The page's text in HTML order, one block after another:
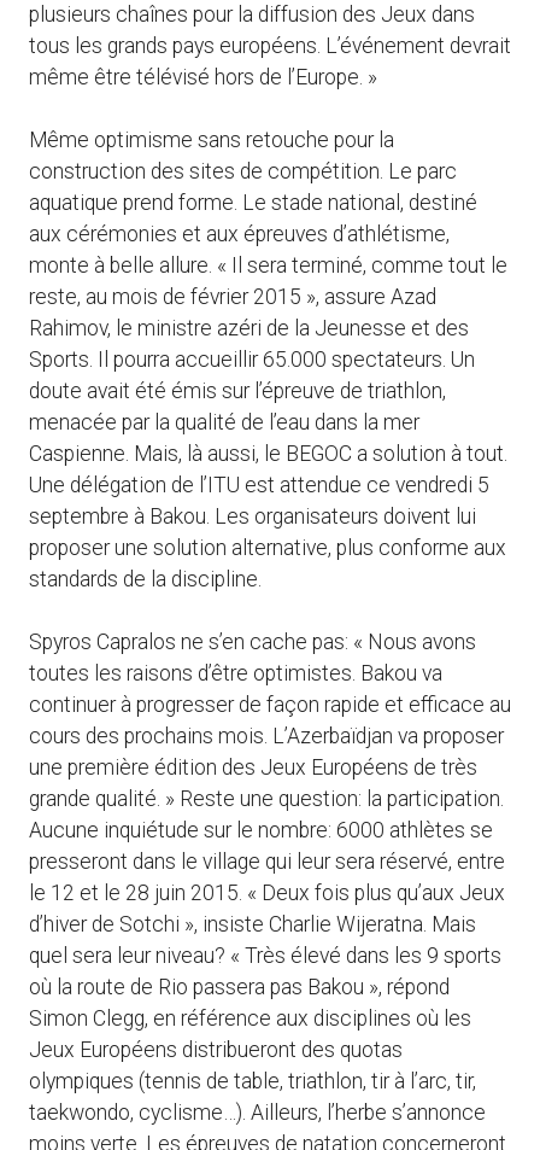
plusieurs chaînes pour la diffusion des Jeux dans
tous les grands pays européens. L’événement devrait
même être télévisé hors de l’Europe. »
Même optimisme sans retouche pour la
construction des sites de compétition. Le parc
aquatique prend forme. Le stade national, destiné
aux cérémonies et aux épreuves d’athlétisme,
monte à belle allure. « Il sera terminé, comme tout le
reste, au mois de février 2015 », assure Azad
Rahimov, le ministre azéri de la Jeunesse et des
Sports. Il pourra accueillir 65.000 spectateurs. Un
doute avait été émis sur l’épreuve de triathlon,
menacée par la qualité de l’eau dans la mer
Caspienne. Mais, là aussi, le BEGOC a solution à tout.
Une délégation de l’ITU est attendue ce vendredi 5
septembre à Bakou. Les organisateurs doivent lui
proposer une solution alternative, plus conforme aux
standards de la discipline.
Spyros Capralos ne s’en cache pas: « Nous avons
toutes les raisons d’être optimistes. Bakou va
continuer à progresser de façon rapide et efficace au
cours des prochains mois. L’Azerbaïdjan va proposer
une première édition des Jeux Européens de très
grande qualité. » Reste une question: la participation.
Aucune inquiétude sur le nombre: 6000 athlètes se
presseront dans le village qui leur sera réservé, entre
le 12 et le 28 juin 2015. « Deux fois plus qu’aux Jeux
d’hiver de Sotchi », insiste Charlie Wijeratna. Mais
quel sera leur niveau? « Très élevé dans les 9 sports
où la route de Rio passera pas Bakou », répond
Simon Clegg, en référence aux disciplines où les
Jeux Européens distribueront des quotas
olympiques (tennis de table, triathlon, tir à l’arc, tir,
taekwondo, cyclisme…). Ailleurs, l’herbe s’annonce
moins verte. Les épreuves de natation concerneront